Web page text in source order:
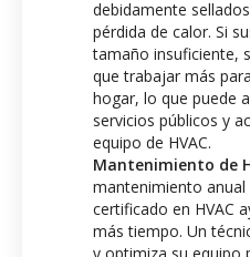
debidamente
pérdida de calor. Si
tamaño insuficiente,
que trabajar más
hogar, lo que puede
servicios públicos y
equipo de HVAC.
Mantenimiento de
mantenimiento
certificado en HVAC
más tiempo. Un